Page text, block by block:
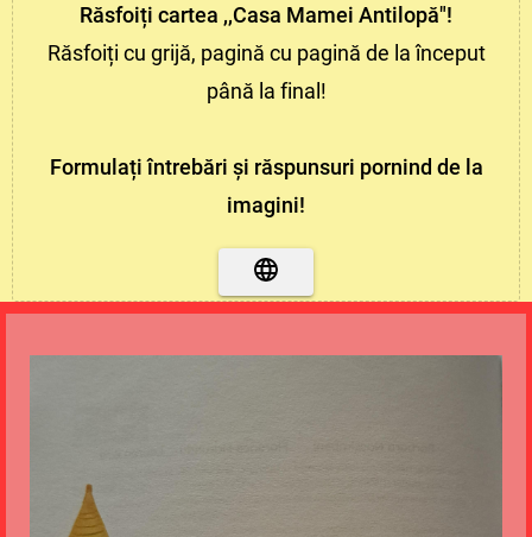
Răsfoiți cartea ,,Casa Mamei Antilopă"!
Răsfoiți cu grijă, pagină cu pagină de la început
până la final!
Formulați întrebări și răspunsuri pornind de la
imagini!